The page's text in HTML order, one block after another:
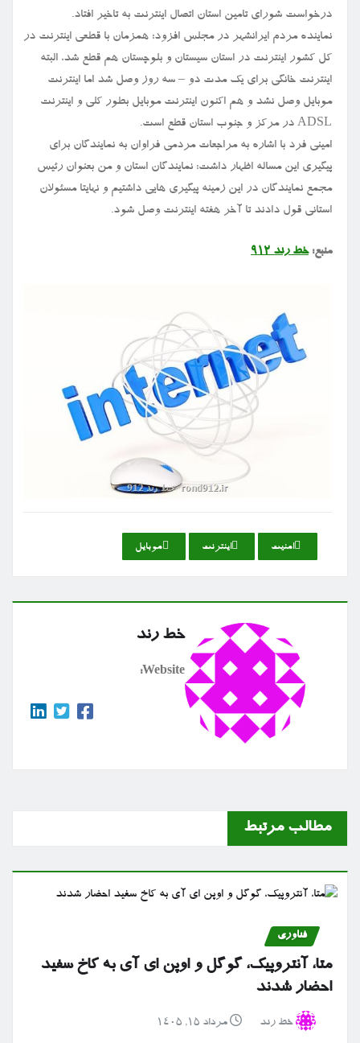
درخواست شورای تامین استان اتصال اینترنت به تاخیر افتاد.
نماینده مردم ایرانشهر در مجلس افزود: همزمان با قطعی اینترنت در
کل کشور اینترنت در استان سیستان و بلوچستان هم قطع شد، البته
اینترنت خانگی برای یک مدت دو – سه روز وصل شد اما اینترنت
موبایل وصل نشد و هم اکنون اینترنت موبایل بطور کلی و اینترنت
ADSL در مرکز و جنوب استان قطع است.
امینی فرد با اشاره به مراجعات مردمی فراوان به نمایندگان برای
پیگیری این مساله اظهار داشت: نمایندگان استان و من بعنوان رئیس
مجمع نمایندگان در این زمینه پیگیری هایی داشتیم و نهایتا مسئولان
استانی قول دادند تا آخر هفته اینترنت وصل شود.
منبع:خط رند ۹۱۲
امنیت اینترنت موبایل
خط رند
Website:
مطالب مرتبط
فناوری
متا، آنتروپیک، گوگل و اوپن ای آی به کاخ سفید
احضار شدند
خط رند مرداد ۱۵, ۱۴۰۵